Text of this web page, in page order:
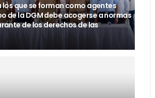
los que se forman como agentes
de la DGM debe acogerse a normas
de los derechos de las